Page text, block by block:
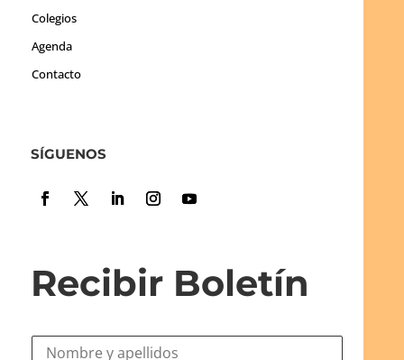
Colegios
Agenda
Contacto
SÍGUENOS
Recibir Boletín
N